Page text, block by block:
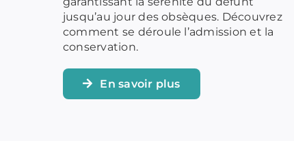
jusqu’au jour des obsèques. Découvrez
comment se déroule l’admission et la
conservation.
En savoir plus